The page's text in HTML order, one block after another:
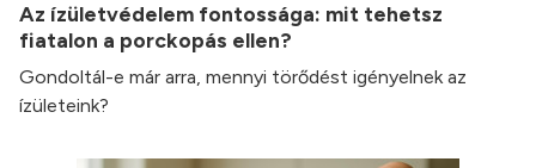
Az ízületvédelem fontossága: mit tehetsz
fiatalon a porckopás ellen?
Gondoltál-e már arra, mennyi törődést igényelnek az
ízületeink?